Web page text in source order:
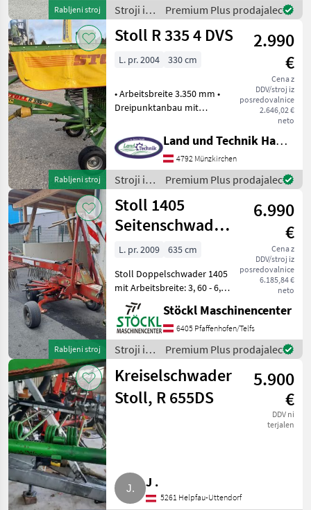
Rabljeni stroj
Schwadtu
Stroji in
oprema
za žetev
spravilo
Premium Plus prodajalec
Rabljeni stroj
Stoll R 335 4 DVS
2.990
€
Cena z
DDV/stroj iz
posredovalnice
2.646,02 €
neto
L. pr. 2004 330 cm
• Arbeitsbreite 3.350 mm •
Dreipunktanbau mit
abnehmbare Zinkenarme •
Schwadtuch verstellbar •
Breitreifen 15x6, 5 -8 •
Tastrad • klappbare
Land und Technik HandelsgesmbH
4792 Münzkirchen
Stroji in
oprema
za žetev
in
spravilo
/ Stoll
Premium Plus prodajalec
Rabljeni stroj
Stoll 1405
Seitenschwader
Doppel
6.990
€
Cena z
DDV/stroj iz
posredovalnice
6.185,84 €
neto
L. pr. 2009
635 cm
Stoll Doppelschwader 1405
mit Arbeitsbreite: 3, 60 - 6,
35m 12 Zinkenarme je
Kreisel 4 Doppelzinken je
Zinkenarm Warntafeln mit
Beleuchtung Gelenkwelle. (
a) stran
Stöckl Maschinencenter
6405 Pfaffenhofen/Telfs
Stroji in
oprema
za žetev
in
spravilo
Premium Plus prodajalec
Kreiselschwader
Stoll, R 655DS
5.900
€
DDV ni
terjalen
J .
5261 Helpfau-Uttendorf